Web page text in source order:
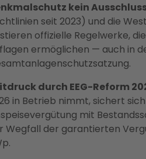
kein
seit 2023) und die
offizielle Regelwerke,
ermöglichen — auch in
durch EEG-Reform
in Betrieb nimmt, sichert
mit
Wegfall der garantierten